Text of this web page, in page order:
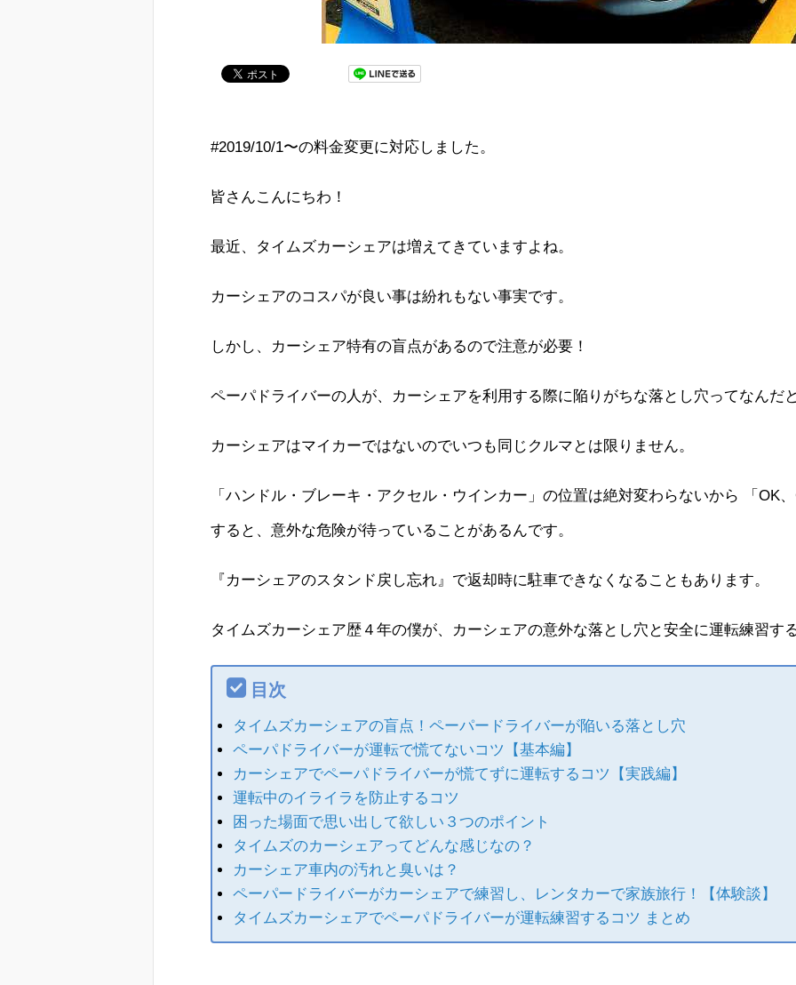
#2019/10/1〜の料金変更に対応しました。
皆さんこんにちわ！
最近、タイムズカーシェアは増えてきていますよね。
カーシェアのコスパが良い事は紛れもない事実です。
しかし、カーシェア特有の盲点があるので注意が必要！
ペーパドライバーの人が、カーシェアを利用する際に陥りがちな落とし穴ってなんだ
カーシェアはマイカーではないのでいつも同じクルマとは限りません。
「ハンドル・ブレーキ・アクセル・ウインカー」の位置は絶対変わらないから 「OK
すると、意外な危険が待っていることがあるんです。
『カーシェアのスタンド戻し忘れ』で返却時に駐車できなくなることもあります。
タイムズカーシェア歴４年の僕が、カーシェアの意外な落とし穴と安全に運転練習す
目次
タイムズカーシェアの盲点！ペーパードライバーが陥いる落とし穴
ペーパドライバーが運転で慌てないコツ【基本編】
カーシェアでペーパドライバーが慌てずに運転するコツ【実践編】
運転中のイライラを防止するコツ
困った場面で思い出して欲しい３つのポイント
タイムズのカーシェアってどんな感じなの？
カーシェア車内の汚れと臭いは？
ペーパードライバーがカーシェアで練習し、レンタカーで家族旅行！【体験談】
タイムズカーシェアでペーパドライバーが運転練習するコツ まとめ